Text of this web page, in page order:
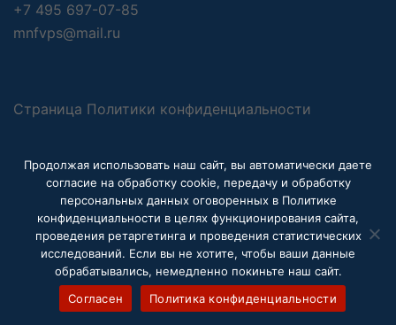
+7 495 697-07-85
mnfvps@mail.ru
Страница Политики конфиденциальности
© 2026 ВЕЧНАЯ ПАМЯТЬ СОЛДАТАМ. На
платформеSydney
Продолжая использовать наш сайт, вы автоматически даете
согласие на обработку cookie, передачу и обработку
персональных данных оговоренных в Политике
конфиденциальности в целях функционирования сайта,
проведения ретаргетинга и проведения статистических
исследований. Если вы не хотите, чтобы ваши данные
обрабатывались, немедленно покиньте наш сайт.
Согласен
Политика конфиденциальности